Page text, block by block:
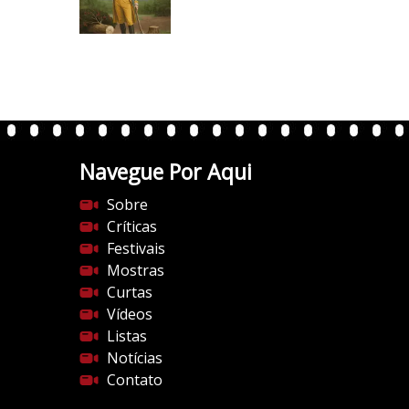
/
i
p
c
m
/
v
e
r
t
e
n
t
Navegue Por Aqui
Sobre
Críticas
Festivais
Mostras
Curtas
Vídeos
Listas
Notícias
Contato